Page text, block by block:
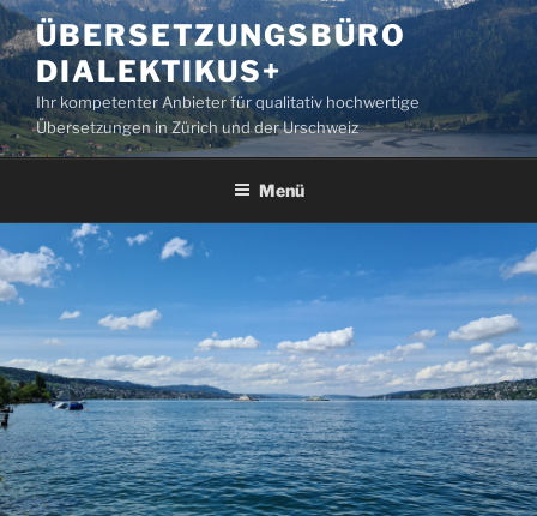
Zum
Inhalt
springen
ÜBERSETZUNGSBÜRO
DIALEKTIKUS+
Ihr kompetenter Anbieter für qualitativ hochwertige
Übersetzungen in Zürich und der Urschweiz
Menü